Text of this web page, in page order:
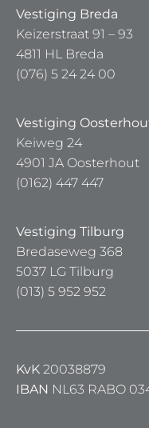
Vestiging Breda
Keizerstraat 91 – 93
4811 HL Breda
(076) 5 24 24 00
Vestiging
Keiweg 24
4901 JA Oosterhout
(0162) 447 447
Vestiging Tilburg
Bredaseweg 368
5037 LG Tilburg
(013) 5 952 952
KvK 20038879
IBAN NL63 RABO